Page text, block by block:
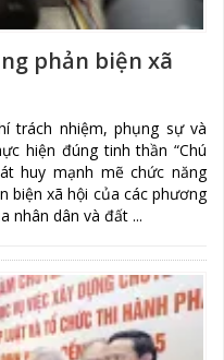
phản biện xã
trách nhiệm, phụng sự và
hiện đúng tinh thần “Chú
huy mạnh mẽ chức năng
biện xã hội của các phương
nhân dân và đất ...